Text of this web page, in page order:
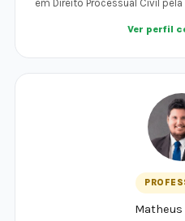
em Direito Processual Civil pela
Ver perfil
Matheus